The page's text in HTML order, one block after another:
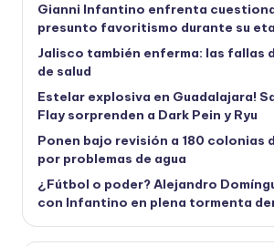
Gianni Infantino enfrenta
presunto favoritismo durante su
Jalisco también enferma: las fallas
de salud
Estelar explosiva en Guadalajara!
Flay sorprenden a Dark Pein y Ryu
Ponen bajo revisión a 180 colonias
por problemas de agua
¿Fútbol o poder? Alejandro
con Infantino en plena tormenta